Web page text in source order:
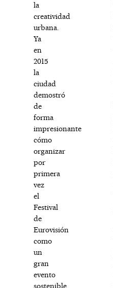
la
creatividad
urbana.
Ya
en
2015
la
ciudad
demostró
de
forma
impresionante
cómo
organizar
por
primera
vez
el
Festival
de
Eurovisión
como
un
gran
evento
sostenible